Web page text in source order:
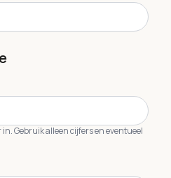
Gebruik alleen cijfers en eventueel